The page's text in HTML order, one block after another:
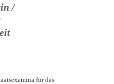
/
für das